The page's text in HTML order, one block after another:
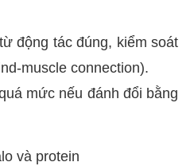
động tác đúng, kiểm soát
muscle connection).
mức nếu đánh đổi bằng
và protein